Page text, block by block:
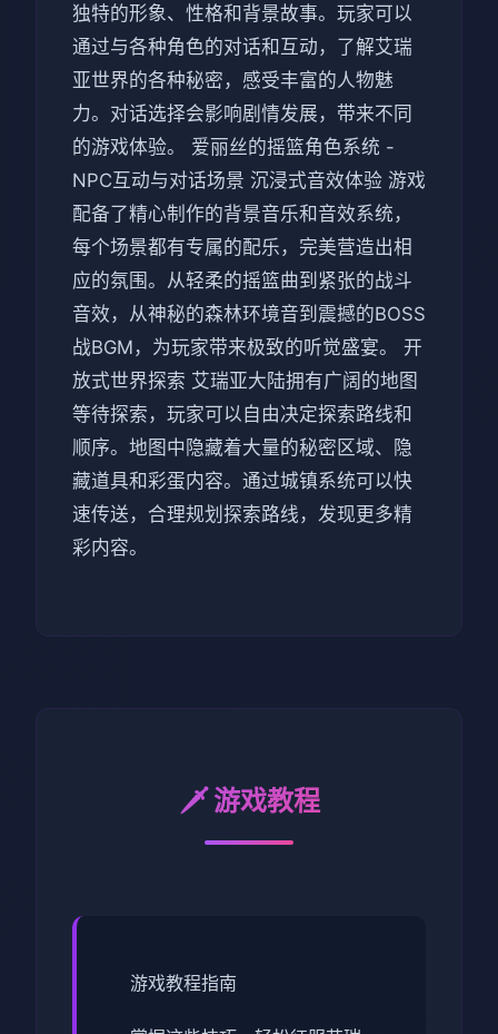
独特的形象、性格和背景故事。玩家可以
通过与各种角色的对话和互动，了解艾瑞
亚世界的各种秘密，感受丰富的人物魅
力。对话选择会影响剧情发展，带来不同
的游戏体验。 爱丽丝的摇篮角色系统 -
NPC互动与对话场景 沉浸式音效体验 游戏
配备了精心制作的背景音乐和音效系统，
每个场景都有专属的配乐，完美营造出相
应的氛围。从轻柔的摇篮曲到紧张的战斗
音效，从神秘的森林环境音到震撼的BOSS
战BGM，为玩家带来极致的听觉盛宴。 开
放式世界探索 艾瑞亚大陆拥有广阔的地图
等待探索，玩家可以自由决定探索路线和
顺序。地图中隐藏着大量的秘密区域、隐
藏道具和彩蛋内容。通过城镇系统可以快
速传送，合理规划探索路线，发现更多精
彩内容。
🗡️ 游戏教程
游戏教程指南